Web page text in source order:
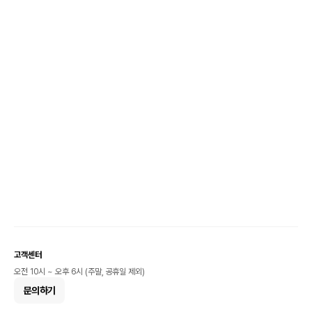
고객센터
오전 10시 ~ 오후 6시 (주말, 공휴일 제외)
문의하기